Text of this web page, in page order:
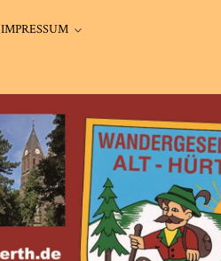
IMPRESSUM